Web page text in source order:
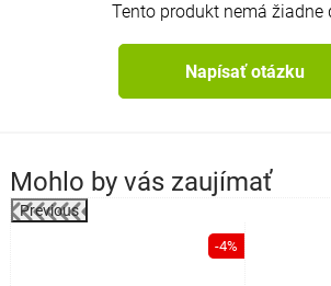
Tento produkt nemá žiadne
Napísať otázku
Mohlo by vás zaujímať
Previous
-4%